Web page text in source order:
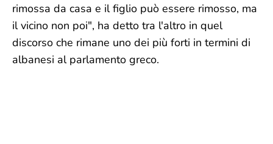
rimossa da casa e il figlio può essere rimosso, ma
il vicino non poi", ha detto tra l'altro in quel
discorso che rimane uno dei più forti in termini di
albanesi al parlamento greco.